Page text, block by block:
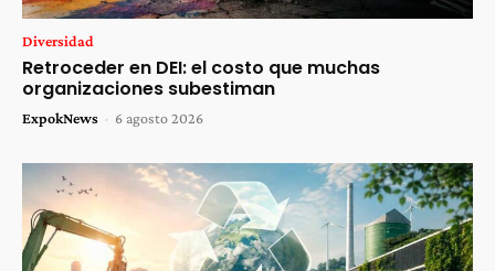
Diversidad
Retroceder en DEI: el costo que muchas
organizaciones subestiman
ExpokNews - 6 agosto 2026